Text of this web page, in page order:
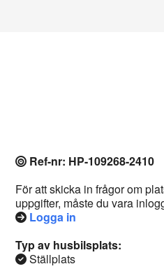
Ref-nr: HP-109268-2410
För att skicka in frågor om
uppgifter, måste du vara
Logga in
Typ av husbilsplats:
Ställplats